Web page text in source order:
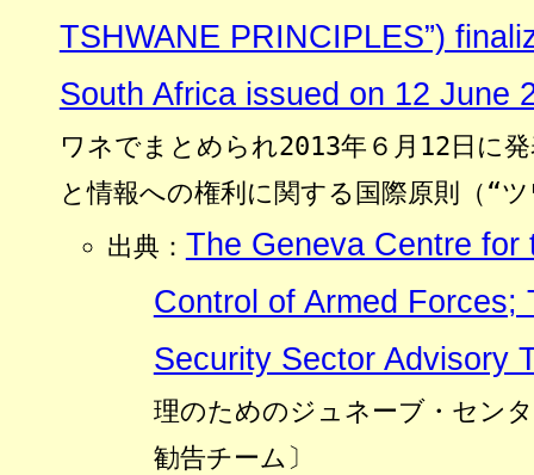
TSHWANE PRINCIPLES”)
South Africa issued on 12 June
ワネでまとめられ2013年６月12日に
と情報への権利に関する国際原則（“
出典： The Geneva Centre for
Control of Armed Forces;
Security Sector Advisory
理のためのジュネーブ・セン
勧告チーム〕